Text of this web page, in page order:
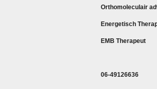
Orthomoleculair
Energetisch
EMB Therapeut
06-49126636